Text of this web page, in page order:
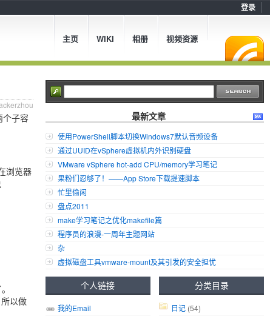
登录
主页 WIKI 相册 视频资源
最新文章
使用PowerShell脚本切换Windows7默认音频设备
通过UUID在vSphere虚拟机内外识别硬盘
VMware vSphere hot-add CPU/memory学习笔记
果粉们忍够了！——App Store下载提速脚本
忙里偷闲
盘点2011
make学习笔记之优化makefile篇
程序员的浪漫-一周年主题网站
杂
虚拟磁盘工具vmware-mount及其引发的安全担忧
分类目录
日记 (54)
个人链接
我的Email
个子容
浏览器
以做